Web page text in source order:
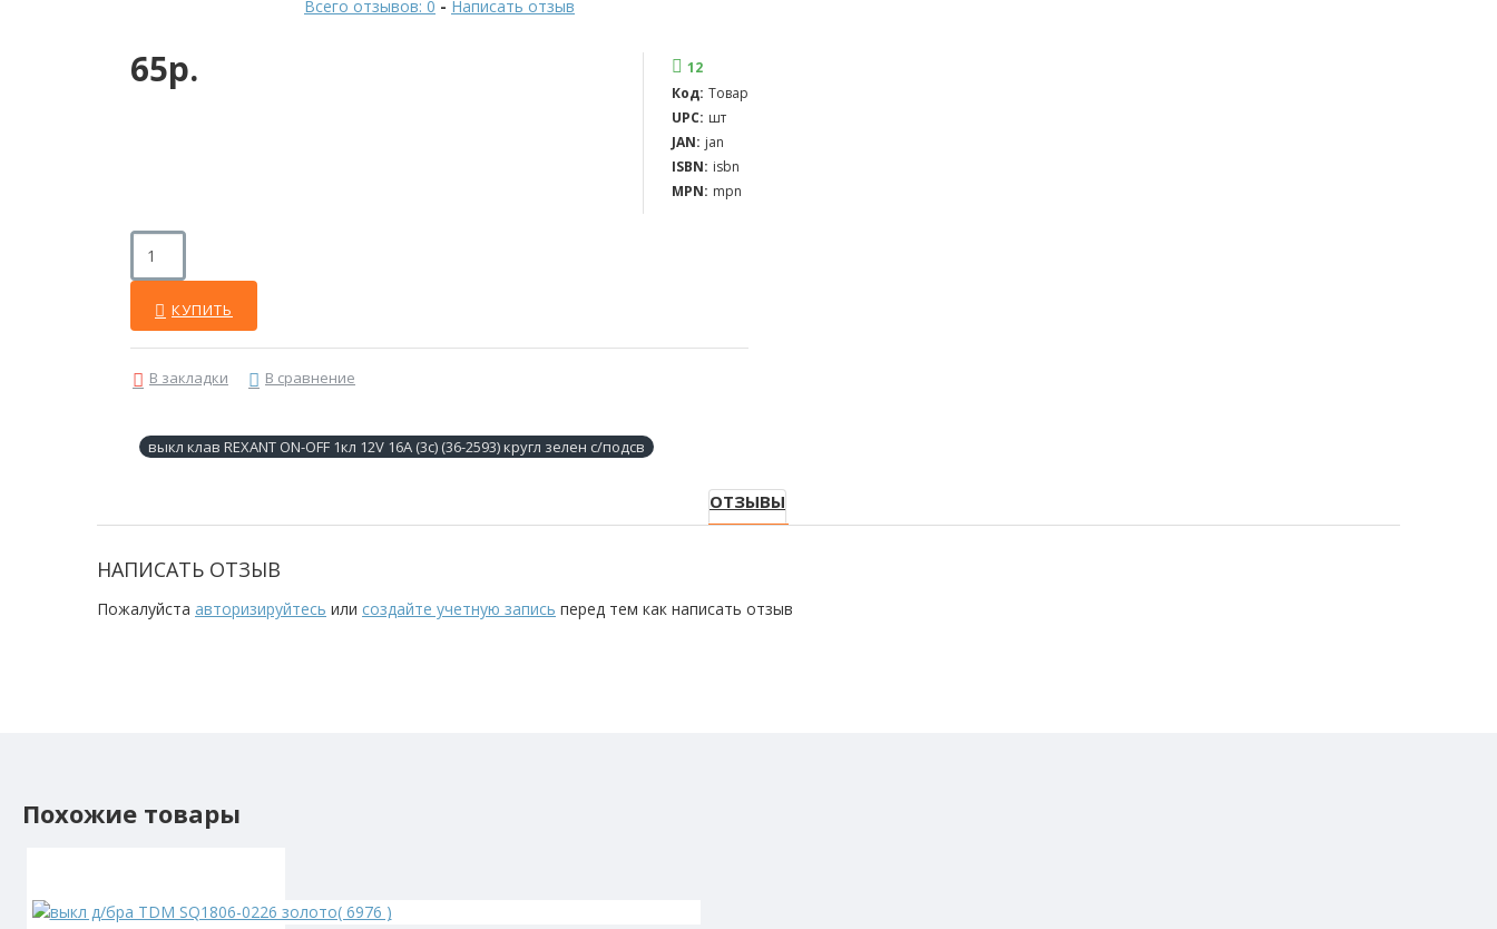
Всего отзывов: 0 - Написать отзыв
65р.
12
Код: Товар
UPC: шт
JAN: jan
ISBN: isbn
MPN: mpn
КУПИТЬ
В закладки В сравнение
выкл клав REXANT ON-OFF 1кл 12V 16А (3с) (36-2593) кругл зелен с/подсв
ОТЗЫВЫ
НАПИСАТЬ ОТЗЫВ
Пожалуйста авторизируйтесь или создайте учетную запись перед тем как написать отзыв
Похожие товары